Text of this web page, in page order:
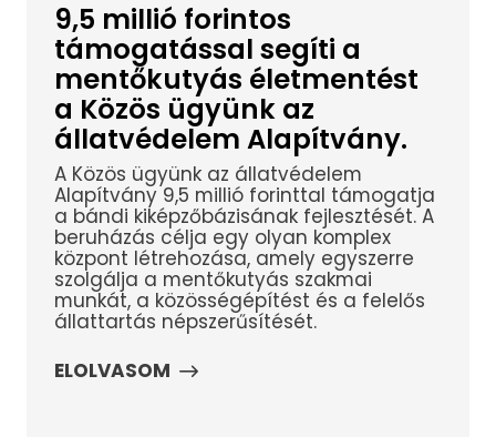
9,5 millió forintos
támogatással segíti a
mentőkutyás életmentést
a Közös ügyünk az
állatvédelem Alapítvány.
A Közös ügyünk az állatvédelem
Alapítvány 9,5 millió forinttal támogatja
a bándi kiképzőbázisának fejlesztését. A
beruházás célja egy olyan komplex
központ létrehozása, amely egyszerre
szolgálja a mentőkutyás szakmai
munkát, a közösségépítést és a felelős
állattartás népszerűsítését.
ELOLVASOM